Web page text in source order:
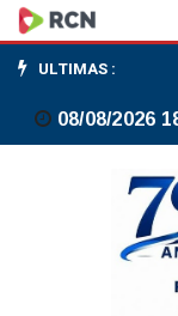
podem
levar
cardíaca;
ULTIMAS :
08/08/2026